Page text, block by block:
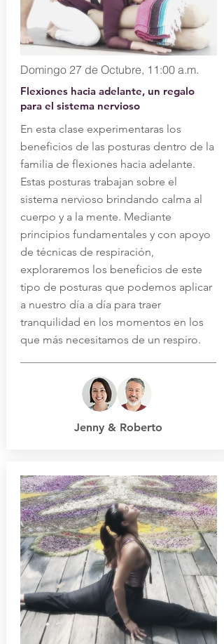
Domingo 27 de Octubre, 11:00 a.m.
Flexiones hacia adelante, un regalo
para el sistema nervioso
En esta clase experimentaras los
beneficios de las posturas dentro de la
familia de flexiones hacia adelante.
Estas posturas trabajan sobre el
sistema nervioso brindando calma al
cuerpo y a la mente. Mediante
principios fundamentales y con apoyo
de técnicas de respiración,
exploraremos los beneficios de este
tipo de posturas que podemos aplicar
a nuestro día a día para traer
tranquilidad en los momentos en los
que más necesitamos de un respiro.
Jenny & Roberto